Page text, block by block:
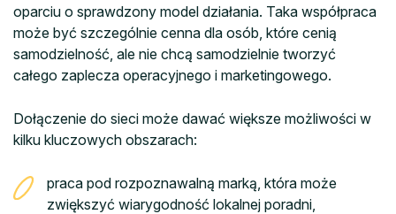
oparciu o sprawdzony model działania. Taka współpraca
może być szczególnie cenna dla osób, które cenią
samodzielność, ale nie chcą samodzielnie tworzyć
całego zaplecza operacyjnego i marketingowego.
Dołączenie do sieci może dawać większe możliwości w
kilku kluczowych obszarach:
praca pod rozpoznawalną marką, która może
zwiększyć wiarygodność lokalnej poradni,